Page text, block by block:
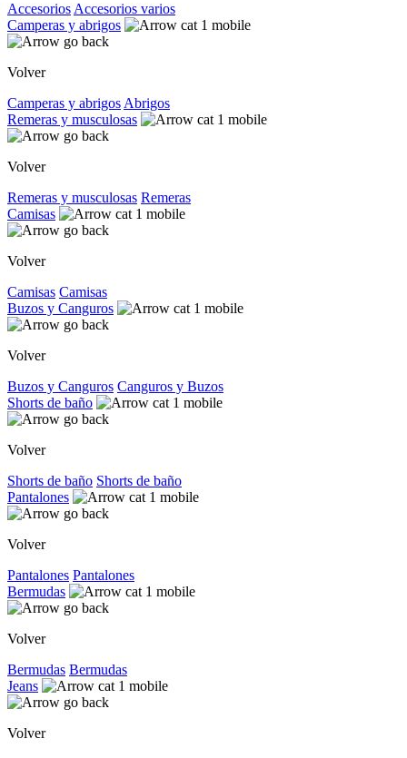
Accesorios Accesorios varios
Camperas y abrigos
Volver
Camperas y abrigos Abrigos
Remeras y musculosas
Volver
Remeras y musculosas Remeras
Camisas
Volver
Camisas Camisas
Buzos y Canguros
Volver
Buzos y Canguros Canguros y Buzos
Shorts de baño
Volver
Shorts de baño Shorts de baño
Pantalones
Volver
Pantalones Pantalones
Bermudas
Volver
Bermudas Bermudas
Jeans
Volver